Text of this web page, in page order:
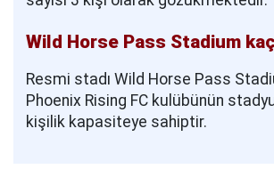
Wild Horse Pass Stadium
Resmi stadı Wild Horse Pass
Phoenix Rising FC kulübünün
kişilik kapasiteye sahiptir.